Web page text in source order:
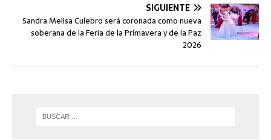
SIGUIENTE
Sandra Melisa Culebro será coronada como nueva
soberana de la Feria de la Primavera y de la Paz
2026